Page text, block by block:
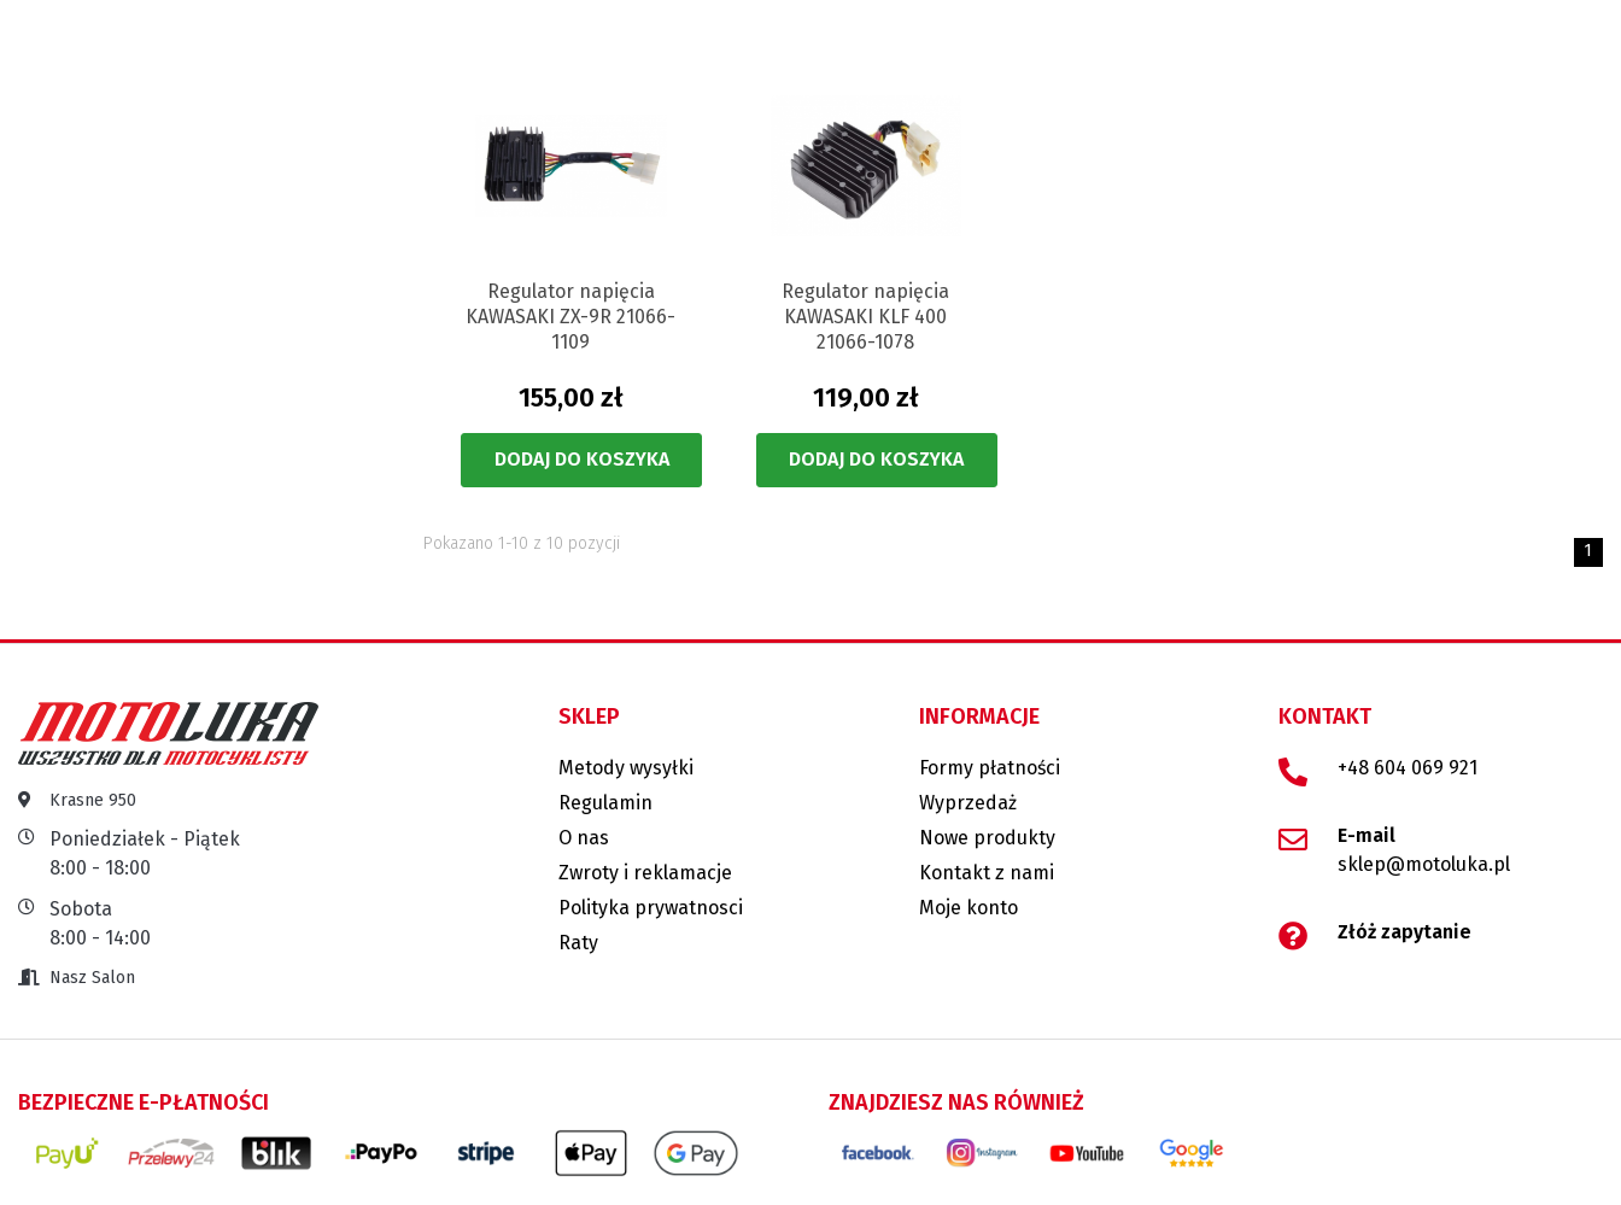
Regulator napięcia
KAWASAKI ZX-9R 21066-
1109
155,00 zł
DODAJ DO KOSZYKA
Regulator napięcia
KAWASAKI KLF 400
21066-1078
119,00 zł
DODAJ DO KOSZYKA
Pokazano 1-10 z 10 pozycji 1
Krasne 950
Poniedziałek - Piątek
8:00 - 18:00
Sobota
8:00 - 14:00
Nasz Salon
SKLEP
Metody wysyłki
Regulamin
O nas
Zwroty i reklamacje
Polityka prywatnosci
Raty
INFORMACJE
Formy płatności
Wyprzedaż
Nowe produkty
Kontakt z nami
Moje konto
KONTAKT
+48 604 069 921
E-mail
sklep@motoluka.pl
Złóż zapytanie
BEZPIECZNE E-PŁATNOŚCI ZNAJDZIESZ NAS RÓWNIEŻ